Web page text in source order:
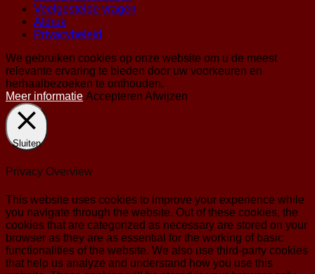
Veelgestelde vragen
Afdruk
Privacybeleid
We gebruiken cookies op onze website om u de meest
relevante ervaring te bieden door uw voorkeuren en
herhaalbezoeken te onthouden.
Meer informatie Accepteren Afwijzen
Sluiten
Privacy Overview
This website uses cookies to improve your experience while
you navigate through the website. Out of these cookies, the
cookies that are categorized as necessary are stored on your
browser as they are as essential for the working of basic
functionalities of the website. We also use third-party cookies
that help us analyze and understand how you use this